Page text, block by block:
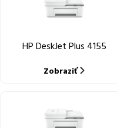
HP DeskJet Plus 4155
Zobraziť